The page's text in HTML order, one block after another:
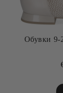
Обувки 9-